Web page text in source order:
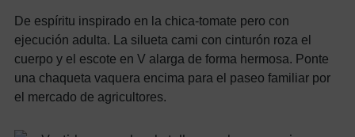
De espíritu inspirado en la chica-tomate pero con
ejecución adulta. La silueta cami con cinturón roza el
cuerpo y el escote en V alarga de forma hermosa. Ponte
una chaqueta vaquera encima para el paseo familiar por
el mercado de agricultores.